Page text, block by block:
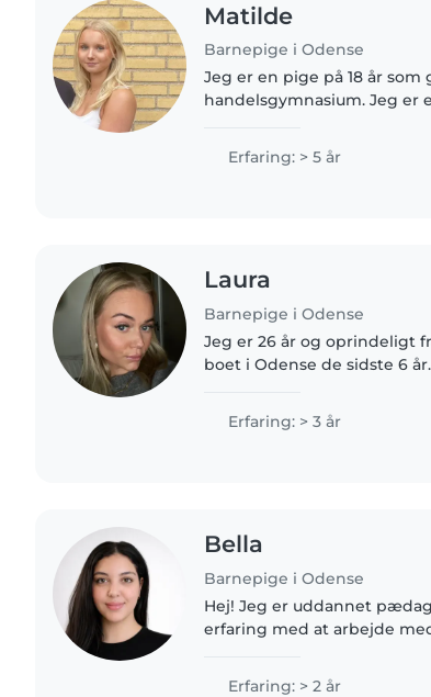
Matilde
Barnepige i Odense
Jeg er en pige på 18 år
handelsgymnasium. Jeg er
sammen med børn. Jeg er
Erfaring: > 5 år
Laura
Barnepige i Odense
Jeg er 26 år og oprindeligt
boet i Odense de sidste 6
arbejde har jeg..
Erfaring: > 3 år
Bella
Barnepige i Odense
Hej! Jeg er uddannet pædagogisk assistent og har stor
erfaring med at arbejde
og hyggelig hverdag..
Erfaring: > 2 år